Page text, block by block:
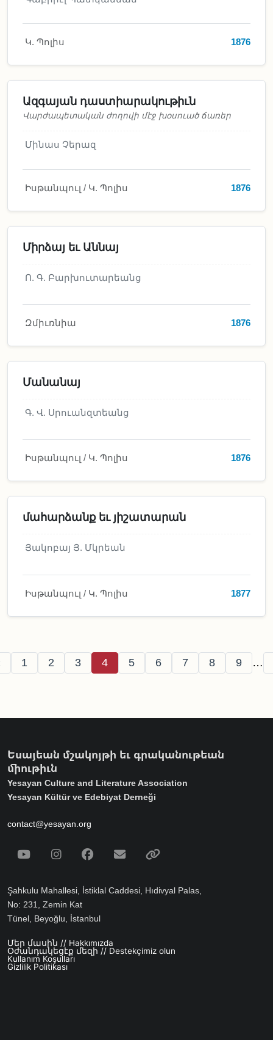
Կ. Պոլիս 1876
Ազգայան դաստիարակութիւն
Վարժապետական ժողովի մէջ խօսուած ճառեր
Մինաս Չերազ
Իսթանպուլ / Կ. Պոլիս 1876
Միրձայ եւ Աննայ
Ո. Գ. Բարխուտարեանց
Զմիւռնիա 1876
Մանանայ
Գ. Վ. Սրուանզտեանց
Իսթանպուլ / Կ. Պոլիս 1876
մահարձանք եւ յիշատարան
Յակոբայ Յ. Մկրեան
Իսթանպուլ / Կ. Պոլիս 1877
Pagination
page
Page
1 Page
2 Page
3 Page
4 Page
5 Page
6 Page
7 Page
8 Page
9 …
Եսայեան մշակոյթի եւ գրականութեան
միութիւն
Yesayan Culture and Literature Association
Yesayan Kültür ve Edebiyat Derneği
contact@yesayan.org
Social Media
YoutubeInstagramFacebook
Email
Şahkulu Mahallesi, İstiklal Caddesi, Hıdivyal Palas,
No: 231, Zemin Kat
Tünel, Beyoğlu, İstanbul
Footer menu
Մեր մասին // Hakkımızda
Օժանդակեցէք մեզի // Destekçimiz olun
Kullanım Koşulları
Gizlilik Politikası